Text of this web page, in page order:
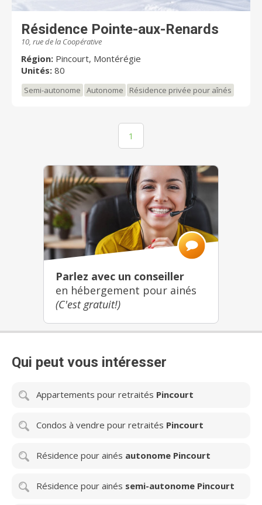
Résidence Pointe-aux-Renards
10, rue de la Coopérative
Région: Pincourt, Montérégie
Unités: 80
Semi-autonome Autonome Résidence privée pour aînés
1
Parlez avec un conseiller
en hébergement pour ainés
(C'est gratuit!)
Qui peut vous intéresser
Appartements pour retraités Pincourt
Condos à vendre pour retraités Pincourt
Résidence pour ainés autonome Pincourt
Résidence pour ainés semi-autonome Pincourt